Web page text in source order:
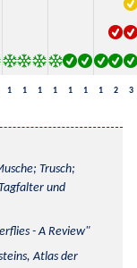
1 1 1 1 1 1 1 2 3
Trusch;
und
- A Review
Atlas der